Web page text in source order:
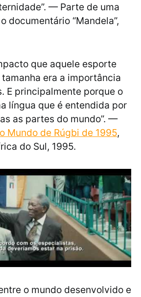
— Parte de uma
documentário “Mandela”,
que aquele esporte
era a importância
E principalmente porque o
língua que é entendida por
as partes do mundo”. —
Mundo de Rúgbi de 1995,
do Sul, 1995.
o mundo desenvolvido e